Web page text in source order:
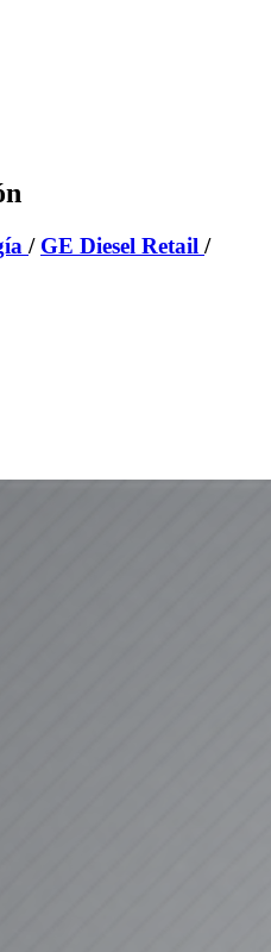
/ GE Diesel Retail /